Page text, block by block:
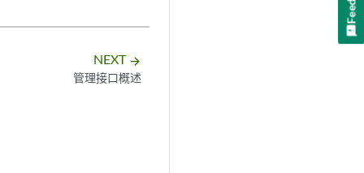
NEXT arrow_forward
管理接口概述